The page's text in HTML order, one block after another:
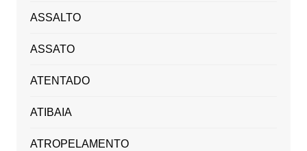
ASSALTO
ASSATO
ATENTADO
ATIBAIA
ATROPELAMENTO